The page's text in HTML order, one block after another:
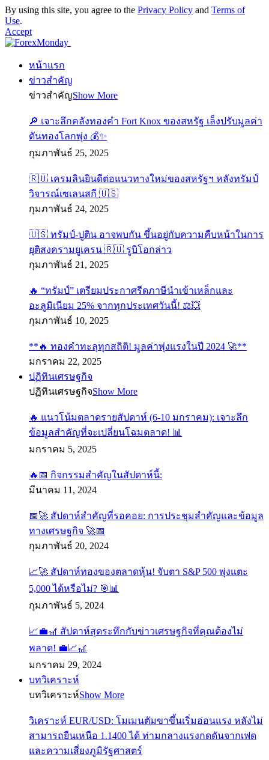
By using this site, you agree to the Privacy Policy and Terms of
Use.
Accept
หน้าแรก
ข่าวสำคัญ
ข่าวสำคัญShow More
🔎 เจาะลึกคลังทองคำ Fort Knox ของสหรัฐ เล็งปรับมูลค่า
ดันทองโลกพุ่ง 💰✨
กุมภาพันธ์ 25, 2025
🇷🇺 เครมลินยินดีต่อแนวทางใหม่ของสหรัฐฯ หลังทรัมป์
วิจารณ์เซเลนสกี 🇺🇸
กุมภาพันธ์ 24, 2025
🇺🇸 ทรัมป์-ปูติน อาจพบกัน ขึ้นอยู่กับความคืบหน้าในการ
ยุติสงครามยูเครน 🇷🇺 รูบิโอกล่าว
กุมภาพันธ์ 21, 2025
🔥 “ทรัมป์” เตรียมประกาศรีดภาษีนำเข้าเหล็กและ
อะลูมิเนียม 25% จากทุกประเทศวันนี้! ⚖️💥
กุมภาพันธ์ 10, 2025
**🔥 ทองคำทะลุทุกสถิติ! มูลค่าพุ่งแรงในปี 2024 🚀**
มกราคม 22, 2025
ปฏิทินเศรษฐกิจ
ปฏิทินเศรษฐกิจShow More
🔥 แนวโน้มตลาดรายสัปดาห์ (6-10 มกราคม): เจาะลึก
ข้อมูลสำคัญที่จะเปลี่ยนโฉมตลาด! 📊
มกราคม 5, 2025
🔥📅 กิจกรรมสำคัญในสัปดาห์นี้:
มีนาคม 11, 2024
📅🚀 สัปดาห์สำคัญที่รอคอย: การประชุมสำคัญและข้อมูล
ทางเศรษฐกิจ 🚀📅
กุมภาพันธ์ 20, 2024
📈🚀 สัปดาห์ทองของตลาดหุ้น! จับตา S&P 500 พุ่งแตะ
5,000 ได้หรือไม่? 🎯📊
กุมภาพันธ์ 5, 2024
📈💼🎢 สัปดาห์สุดระทึกกับข่าวเศรษฐกิจที่คุณต้องไม่
พลาด! 💼📈🎢
มกราคม 29, 2024
บทวิเคราะห์
บทวิเคราะห์Show More
วิเคราะห์ EUR/USD: โมเมนตัมขาขึ้นเริ่มอ่อนแรง หลังไม่
สามารถยืนเหนือ 1.1400 ได้ ท่ามกลางแรงกดดันจากเฟด
และความเสี่ยงภูมิรัฐศาสตร์